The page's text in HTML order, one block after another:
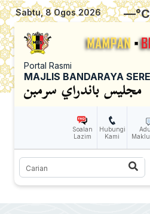
Sabtu, 8 Ogos 2026 —°C
Portal Rasmi
MAJLIS BANDARAYA
Soalan
Lazim
Hubungi
Kami
Carian